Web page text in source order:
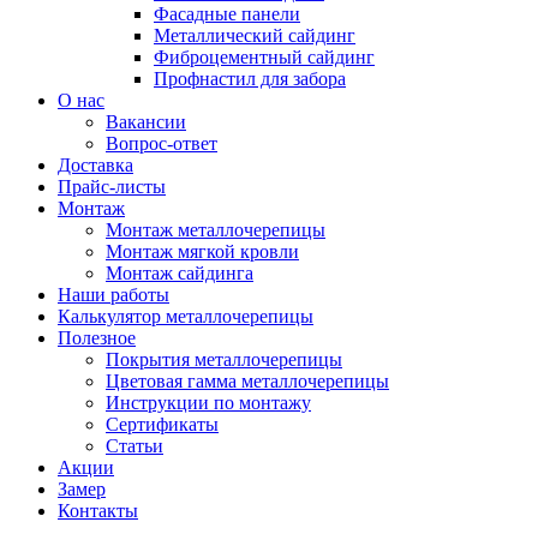
Фасадные панели
Металлический сайдинг
Фиброцементный сайдинг
Профнастил для забора
О нас
Вакансии
Вопрос-ответ
Доставка
Прайс-листы
Монтаж
Монтаж металлочерепицы
Монтаж мягкой кровли
Монтаж сайдинга
Наши работы
Калькулятор металлочерепицы
Полезное
Покрытия металлочерепицы
Цветовая гамма металлочерепицы
Инструкции по монтажу
Сертификаты
Статьи
Акции
Замер
Контакты